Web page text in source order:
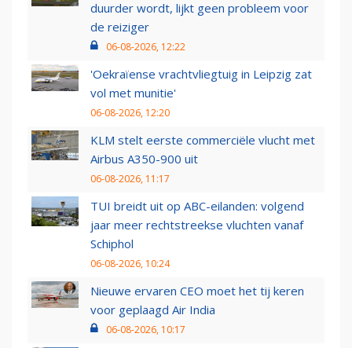
duurder wordt, lijkt geen probleem voor
de reiziger
06-08-2026, 12:22
'Oekraïense vrachtvliegtuig in Leipzig zat
vol met munitie'
06-08-2026, 12:20
KLM stelt eerste commerciële vlucht met
Airbus A350-900 uit
06-08-2026, 11:17
TUI breidt uit op ABC-eilanden: volgend
jaar meer rechtstreekse vluchten vanaf
Schiphol
06-08-2026, 10:24
Nieuwe ervaren CEO moet het tij keren
voor geplaagd Air India
06-08-2026, 10:17